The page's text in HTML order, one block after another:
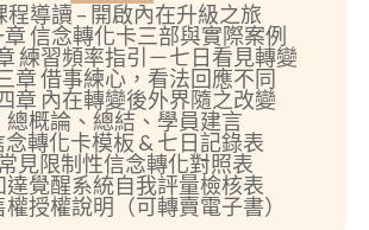
程導讀 – 開啟內在升級之旅
信念轉化卡三部與實際案例
練習頻率指引－七日看見轉變
章借事練心，看法回應不同
章 內在轉變後外界隨之改變
總概論、總結、學員建言
念轉化卡模板 & 七日記錄表
見限制性信念轉化對照表
達覺醒系統自我評量檢核表
權授權說明（可轉賣電子書）